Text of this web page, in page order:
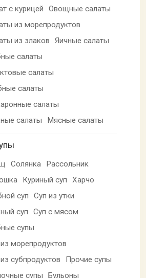
с курицей
Овощные салаты
из морепродуктов
из злаков
Яичные салаты
салаты
салаты
салаты
салаты
салаты
Мясные салаты
Солянка
Рассольник
Куриный суп
Харчо
суп
Суп из утки
суп
Суп с мясом
супы
морепродуктов
субпродуктов
Прочие супы
супы
Бульоны